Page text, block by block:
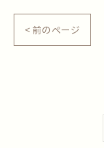
< 前のページ